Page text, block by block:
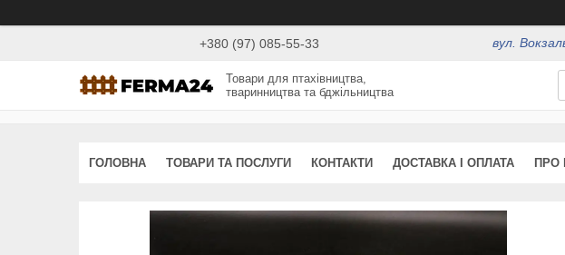
+380 (97) 085-55-33 вул.
Товари для птахівництва,
тваринництва та бджільництва
ГОЛОВНА ТОВАРИ ТА ПОСЛУГИ КОНТАКТИ ДОСТАВКА І ОПЛАТА ПРО